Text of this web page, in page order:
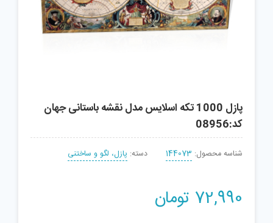
پازل 1000 تکه اسلایس مدل نقشه باستانی جهان
کد:08956
شناسه محصول: 144073 دسته: پازل، لگو و ساختنی
72,990 تومان